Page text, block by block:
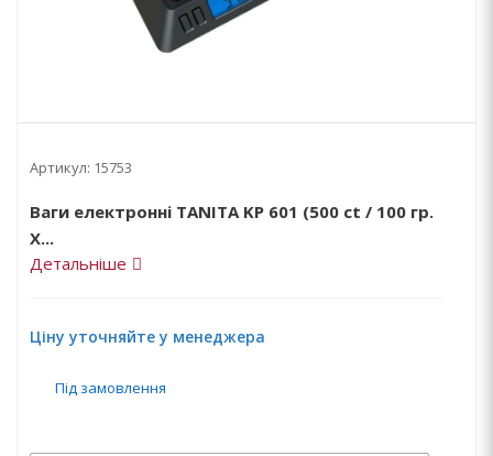
Артикул: 15753
Ваги електронні TANITA KP 601 (500 ct / 100 гр.
Х...
Детальніше
Ціну уточняйте у менеджера
Під замовлення